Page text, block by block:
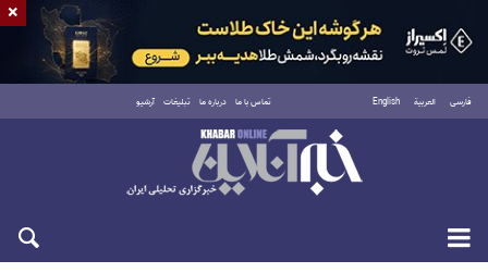
فارسی العربية English تماس با ما درباره ما تبلیغات آرشیو
پنجشنبه ۱۵ مرداد ۱۴۰۵
×